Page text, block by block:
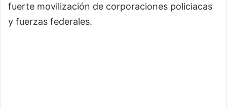
fuerte movilización de corporaciones policiacas
y fuerzas federales.